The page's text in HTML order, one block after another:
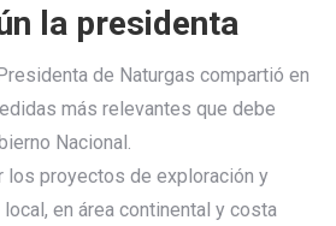
la presidenta
de Naturgas compartió en
más relevantes que debe
Nacional.
los proyectos de exploración y
en área continental y costa